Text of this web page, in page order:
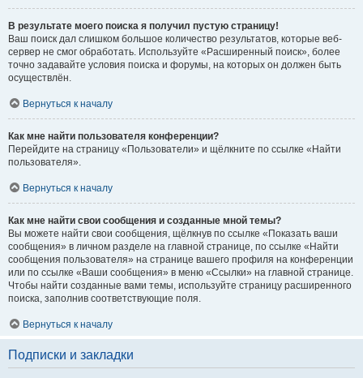
В результате моего поиска я получил пустую страницу!
Ваш поиск дал слишком большое количество результатов, которые веб-
сервер не смог обработать. Используйте «Расширенный поиск», более
точно задавайте условия поиска и форумы, на которых он должен быть
осуществлён.
Вернуться к началу
Как мне найти пользователя конференции?
Перейдите на страницу «Пользователи» и щёлкните по ссылке «Найти
пользователя».
Вернуться к началу
Как мне найти свои сообщения и созданные мной темы?
Вы можете найти свои сообщения, щёлкнув по ссылке «Показать ваши
сообщения» в личном разделе на главной странице, по ссылке «Найти
сообщения пользователя» на странице вашего профиля на конференции
или по ссылке «Ваши сообщения» в меню «Ссылки» на главной странице.
Чтобы найти созданные вами темы, используйте страницу расширенного
поиска, заполнив соответствующие поля.
Вернуться к началу
Подписки и закладки